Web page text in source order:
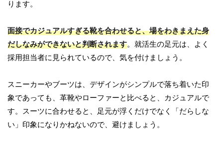
ります。
面接でカジュアルすぎる靴を合わせると、場をわきまえた身
だしなみができないと判断されます。就活生の足元は、よく
採用担当者に見られているので、気を付けましょう。
スニーカーやブーツは、デザインがシンプルで落ち着いた印
象であっても、革靴やローファーと比べると、カジュアルで
す。スーツに合わせると、足元が浮くだけでなく「だらしな
い」印象になりかねないので、避けましょう。